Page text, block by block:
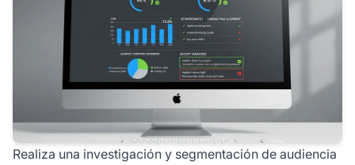
Realiza una investigación y segmentación de audiencia